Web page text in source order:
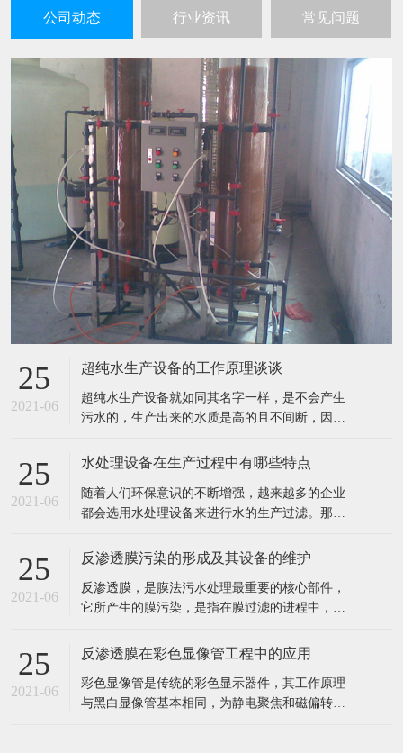
25
2021-06
超纯水生产设备的工作原理谈谈
超纯水生产设备就如同其名字一样，是不会产生
污水的，生产出来的水质是高的且不间断，因此
也就深受到企业者的喜爱，超纯水生产的设备主
要也是用在水处理和电子工业以及实验室呀等行
业中的。 超纯水生产设备的工作原理： 超纯水生
产设备的工作过程通过交换羟基离子或氢氧根离
子去除不想要的离子，然后将这些
25
2021-06
水处理设备在生产过程中有哪些特点
随着人们环保意识的不断增强，越来越多的企业
都会选用水处理设备来进行水的生产过滤。那
么，这种设备具有哪些特点呢? 1、成本投入少，
出水水质好。 2、工业食品超纯水设备多采用多
介质过滤器、活性炭过滤器作及保安过滤器作为
预处理，能有效去除原水中的悬浮物、胶体、泥
沙、异味等杂质，处理后的水能能
25
2021-06
反渗透膜污染的形成及其设备的维护
反渗透膜，是膜法污水处理最重要的核心部件，
它所产生的膜污染，是指在膜过滤的进程中，水
让膜孔径变小或者是阻塞。反渗透膜作为深圳反
渗透设备的核心部件，咱们来看看反渗透膜污染
的要素、损害。 1、反渗透体系污染 反渗透体系
的污染通常指体系进水中所含的无
25
2021-06
反渗透膜在彩色显像管工程中的应用
彩色显像管是传统的彩色显示器件，其工作原理
与黑白显像管基本相同，为静电聚焦和磁偏转方
开始我国彩管产量的持续增长，彩管工厂已成了
我国排污的大户之一。与电子工业其它领域一
样，彩管的生产同样需要纯度高、需量大的纯
水，而经过彩管制造车间使用的纯水，排出时都
在线留言